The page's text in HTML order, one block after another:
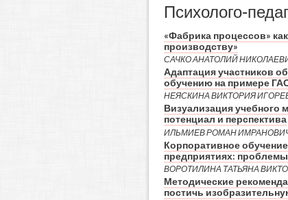
Психолого-
«Фабрика процессов»
производству»
САЧКО АНАТОЛИЙ
Адаптация участников
обучению на примере
НЕЯСКИНА ВИКТОРИЯ
Визуализация учебного
потенциал и перспектива
ИЛЬМИЕВ РОМАН
Корпоративное
предприятиях:
ВОРОТИЛИНА ТАТЬЯНА
Методические
постичь